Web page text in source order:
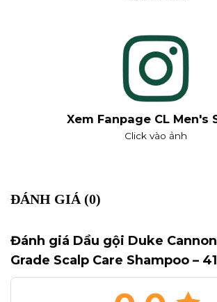
Xem Fanpage CL Men's
Click vào ảnh
ĐÁNH GIÁ (0)
Đánh giá Dầu gội Duke
Grade Scalp Care Shampoo –